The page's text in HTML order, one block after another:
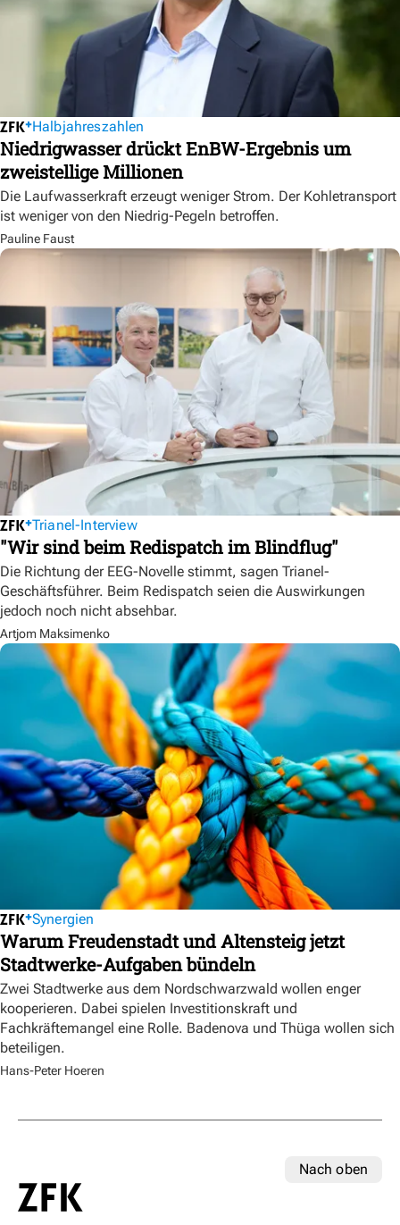
Halbjahreszahlen
Niedrigwasser drückt EnBW-Ergebnis um
zweistellige Millionen
Die Laufwasserkraft erzeugt weniger Strom. Der Kohletransport
ist weniger von den Niedrig-Pegeln betroffen.
Pauline Faust
Trianel-Interview
"Wir sind beim Redispatch im Blindflug"
Die Richtung der EEG-Novelle stimmt, sagen Trianel-
Geschäftsführer. Beim Redispatch seien die Auswirkungen
jedoch noch nicht absehbar.
Artjom Maksimenko
Synergien
Warum Freudenstadt und Altensteig jetzt
Stadtwerke-Aufgaben bündeln
Zwei Stadtwerke aus dem Nordschwarzwald wollen enger
kooperieren. Dabei spielen Investitionskraft und
Fachkräftemangel eine Rolle. Badenova und Thüga wollen sich
beteiligen.
Hans-Peter Hoeren
Nach oben